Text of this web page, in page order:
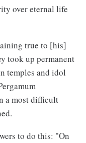
over eternal life
true to [his]
took up permanent
temples and idol
a most difficult
to do this: "On